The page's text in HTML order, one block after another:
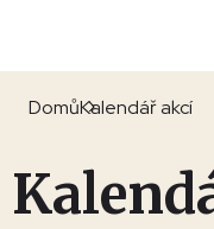
DomůKalendář akcí